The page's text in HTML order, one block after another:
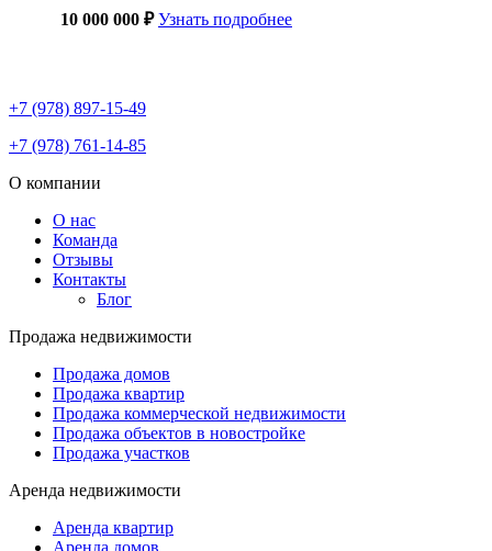
10 000 000 ₽ Узнать подробнее
+7 (978) 897-15-49
+7 (978) 761-14-85
О компании
О нас
Команда
Отзывы
Контакты
Блог
Продажа недвижимости
Продажа домов
Продажа квартир
Продажа коммерческой недвижимости
Продажа объектов в новостройке
Продажа участков
Аренда недвижимости
Аренда квартир
Аренда домов